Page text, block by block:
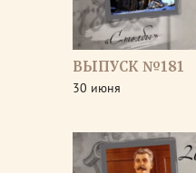
ВЫПУСК №181
30 июня